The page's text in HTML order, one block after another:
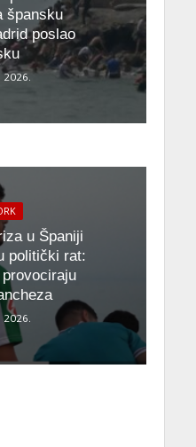
špansku
poslao
2026.
u Španiji
politički rat:
2026.